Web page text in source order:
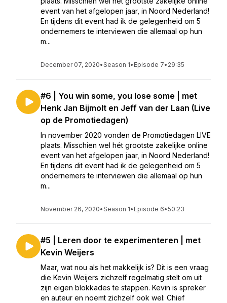
event van het afgelopen jaar, in Noord Nederland!
En tijdens dit event had ik de gelegenheid om 5
ondernemers te interviewen die allemaal op hun
m...
December 07, 2020•Season 1• Episode 7• 29:35
#6 | You win some, you lose some | met
Henk Jan Bijmolt en Jeff van der Laan (Live
op de Promotiedagen)
In november 2020 vonden de Promotiedagen LIVE
plaats. Misschien wel hét grootste zakelijke online
event van het afgelopen jaar, in Noord Nederland!
En tijdens dit event had ik de gelegenheid om 5
ondernemers te interviewen die allemaal op hun
m...
November 26, 2020•Season 1• Episode 6•50:23
#5 | Leren door te experimenteren | met
Kevin Weijers
Maar, wat nou als het makkelijk is? Dit is een vraag
die Kevin Weijers zichzelf regelmatig stelt om uit
zijn eigen blokkades te stappen. Kevin is spreker
en auteur en noemt zichzelf ook wel: Chief